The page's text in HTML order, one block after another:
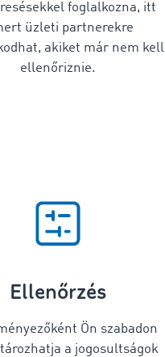
foglalkozna, itt
üzleti partnerekre
akiket már nem kell
ellenőriznie.
Ellenőrzés
Ön szabadon
a jogosultságok